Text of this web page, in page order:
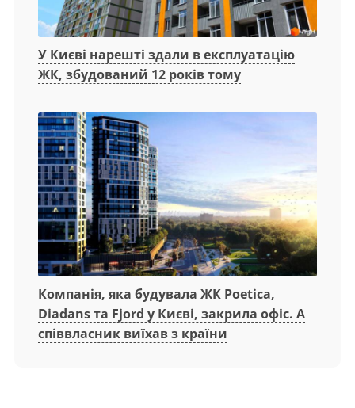
У Києві нарешті здали в експлуатацію
ЖК, збудований 12 років тому
Компанія, яка будувала ЖК Poetica,
Diadans та Fjord у Києві, закрила офіс. А
співвласник виїхав з країни